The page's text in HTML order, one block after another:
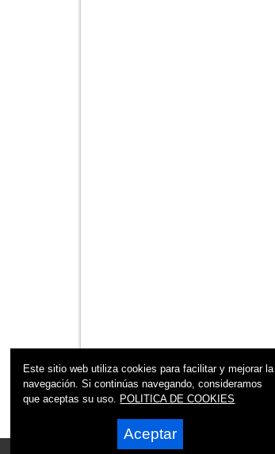
Este sitio web utiliza cookies para facilitar y mejorar la
navegación. Si continúas navegando, consideramos
que aceptas su uso. POLITICA DE COOKIES
Aceptar